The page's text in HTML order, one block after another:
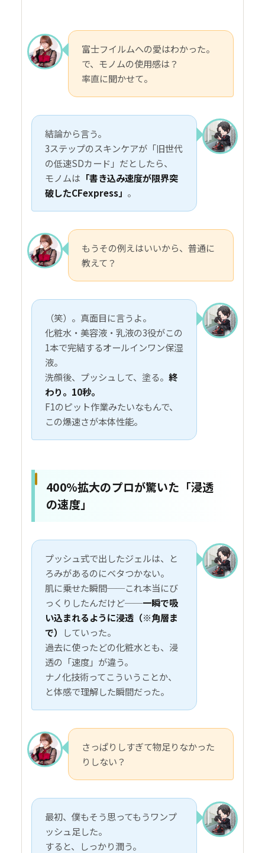
富士フイルムへの愛はわかった。
で、モノムの使用感は？
率直に聞かせて。
結論から言う。
3ステップのスキンケアが「旧世代
の低速SDカード」だとしたら、
モノムは 「書き込み速度が限界突
破したCFexpress」 。
もうその例えはいいから、普通に
教えて？
（笑）。真面目に言うよ。
化粧水・美容液・乳液の3役がこの
1本で完結するオールインワン保湿
液。
洗顔後、プッシュして、塗る。 終
わり。10秒。
F1のピット作業みたいなもんで、
この爆速さが本体性能。
400%拡大のプロが驚いた「浸透
の速度」
プッシュ式で出したジェルは、と
ろみがあるのにベタつかない。
肌に乗せた瞬間──これ本当にび
っくりしたんだけど──一瞬で吸
い込まれるように浸透（※角層ま
で） していった。
過去に使ったどの化粧水とも、浸
透の「速度」が違う。
ナノ化技術ってこういうことか、
と体感で理解した瞬間だった。
さっぱりしすぎて物足りなかった
りしない？
最初、僕もそう思ってもうワンプ
ッシュ足した。
すると、しっかり潤う。